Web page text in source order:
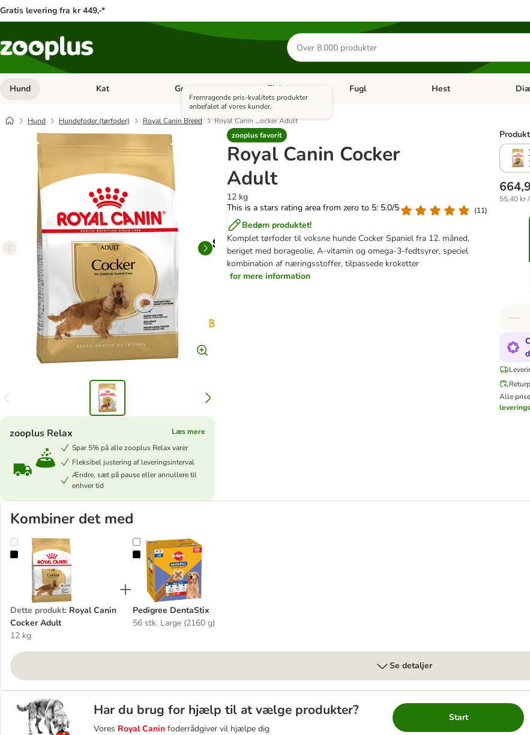
Gratis levering fra kr 449,-*
Søg
efter
produkter
Hund Åben kategori menu: Hund
Kat Åben kategori menu: Kat
Gnaver Åben kategori menu: Gnaver
Fisk Åben kategori menu: Fisk
Fugl Åben kategori menu: Fugl
Hest
Hund Hundefoder (tørfoder) Royal Canin Breed
Royal Canin Cocker Adult
zooplus favorit
Fremragende pris-kvalitets produkter
anbefalet af vores kunder.
Royal Canin Cocker
Adult
12 kg
This is a stars rating area from zero to 5: 5.0/5
(11)
Bedøm produktet!
Komplet tørfoder til voksne hunde Cocker Spaniel fra 12. måned,
beriget med borageolie, A-vitamin og omega-3-fedtsyrer, speciel
kombination af næringsstoffer, tilpassede kroketter
for mere information
zooplus Relax
Læs mere
Spar 5% på alle zooplus Relax varer
Fleksibel justering af leveringsinterval
Ændre, sæt på pause eller annullere til
enhver tid
55,40 kr
Alle
Kombiner det med
Royal Canin Cocker Adult
Dette produkt: Royal Canin
Cocker Adult
12 kg
Pedigree DentaStix
Pedigree DentaStix
56 stk. Large (2160 g)
Se detaljer
Har du brug for hjælp til at vælge produkter?
Vores Royal Canin foderrådgiver vil hjælpe dig
Start